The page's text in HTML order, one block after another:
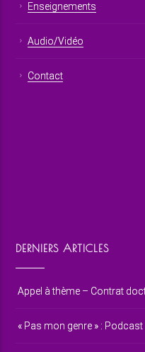
Enseignements
Audio/Vidéo
Contact
DERNIERS ARTICLES
Appel à thème – Contrat
« Pas mon genre » :